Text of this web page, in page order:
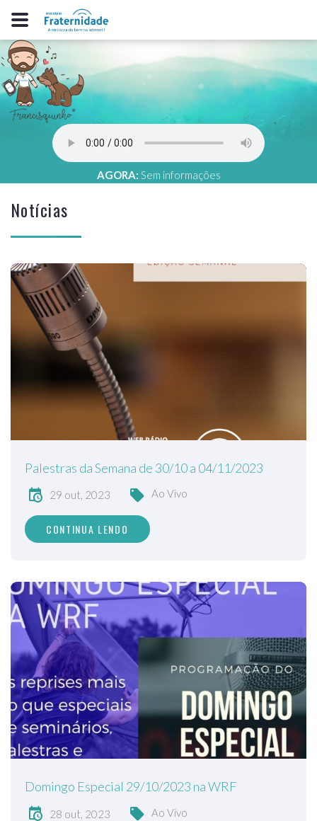
AGORA: Sem informações
Notícias
Palestras da Semana de 30/10 a 04/11/2023
29 out, 2023 Ao Vivo
CONTINUA LENDO
Domingo Especial 29/10/2023 na WRF
28 out, 2023 Ao Vivo